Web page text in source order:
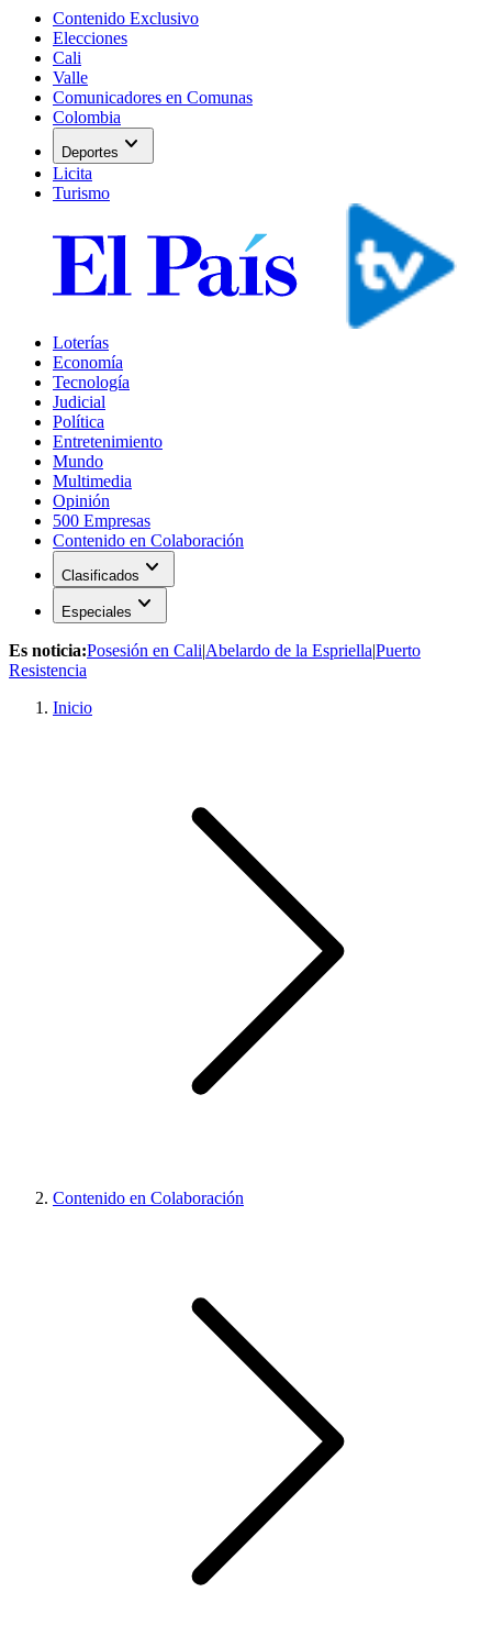
Contenido Exclusivo
Elecciones
Cali
Valle
Comunicadores en Comunas
Colombia
Deportes expand_more
Licita
Turismo
Loterías
Economía
Tecnología
Judicial
Política
Entretenimiento
Mundo
Multimedia
Opinión
500 Empresas
Contenido en Colaboración
Clasificados expand_more
Especiales expand_more
Es noticia:Posesión en Cali|Abelardo de la Espriella|Puerto
Resistencia
Inicio
Contenido en Colaboración